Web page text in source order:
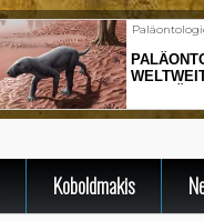
Koboldmakis